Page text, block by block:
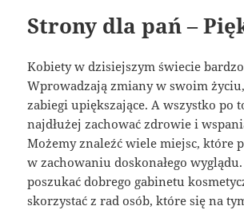
Strony dla pań –
Kobiety w dzisiejszym świecie
Wprowadzają zmiany w swoim
zabiegi upiększające. A wszystko po
najdłużej zachować zdrowie i
Możemy znaleźć wiele miejsc, które
w zachowaniu doskonałego
poszukać dobrego gabinetu
skorzystać z rad osób, które się na